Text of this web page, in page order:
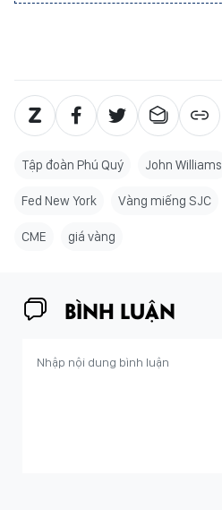
Tập đoàn Phú Quý John Williams
Fed New York Vàng miếng SJC
CME giá vàng
BÌNH LUẬN